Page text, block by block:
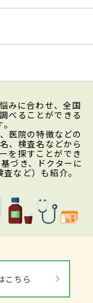
みに合わせ、全国
べることができる
医院の特徴などの
、検査名などから
を探すことができ
づき、ドクターに
など）も紹介。
こちら